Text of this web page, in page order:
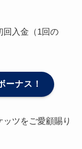
回入金（1回の
ーナス！
ツをご愛顧賜り